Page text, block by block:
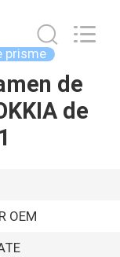
prisme
de
de
OEM